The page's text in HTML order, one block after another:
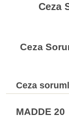
Ceza
Ceza
Ceza
MADDE 20